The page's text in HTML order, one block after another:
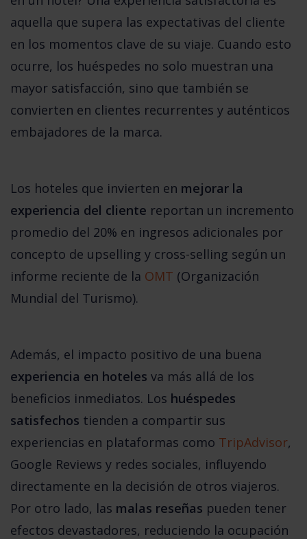
aquella que supera las expectativas del cliente
en los momentos clave de su viaje. Cuando esto
ocurre, los huéspedes no solo muestran una
mayor satisfacción, sino que también se
convierten en clientes recurrentes y auténticos
embajadores de la marca.
Los hoteles que invierten en mejorar la
experiencia del cliente reportan un incremento
promedio del 20% en ingresos adicionales por
concepto de upselling y cross-selling según un
informe reciente de la OMT (Organización
Mundial del Turismo).
experiencia en hoteles va más allá de los
beneficios inmediatos. Los huéspedes
satisfechos tienden a compartir sus
experiencias en plataformas como TripAdvisor,
Google Reviews y redes sociales, influyendo
directamente en la decisión de otros viajeros.
Por otro lado, las malas reseñas pueden tener
efectos devastadores, reduciendo la ocupación